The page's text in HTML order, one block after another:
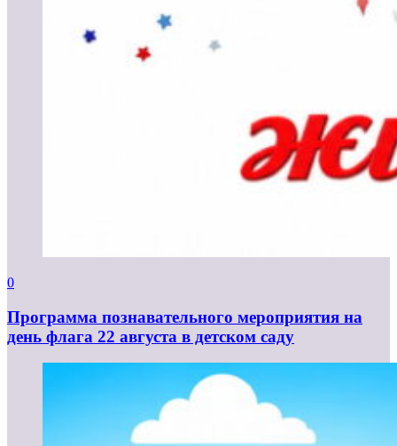
0
Программа познавательного мероприятия на
день флага 22 августа в детском саду